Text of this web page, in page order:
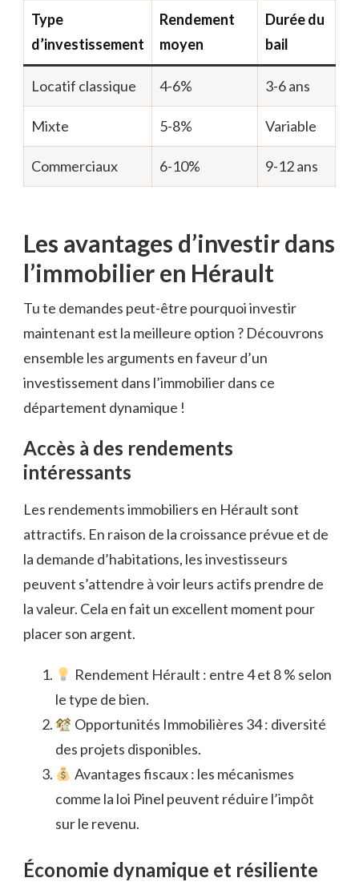
Type
d’investissement
Rendement
moyen
Durée du
bail
Locatif classique 4-6% 3-6 ans
Mixte 5-8% Variable
Commerciaux 6-10% 9-12 ans
Les avantages d’investir dans
l’immobilier en Hérault
Tu te demandes peut-être pourquoi investir
maintenant est la meilleure option ? Découvrons
ensemble les arguments en faveur d’un
investissement dans l’immobilier dans ce
département dynamique !
Accès à des rendements
intéressants
Les rendements immobiliers en Hérault sont
attractifs. En raison de la croissance prévue et de
la demande d’habitations, les investisseurs
peuvent s’attendre à voir leurs actifs prendre de
la valeur. Cela en fait un excellent moment pour
placer son argent.
Rendement Hérault : entre 4 et 8 % selon
le type de bien.
Opportunités Immobilières 34 : diversité
des projets disponibles.
Avantages fiscaux : les mécanismes
comme la loi Pinel peuvent réduire l’impôt
sur le revenu.
Économie dynamique et résiliente